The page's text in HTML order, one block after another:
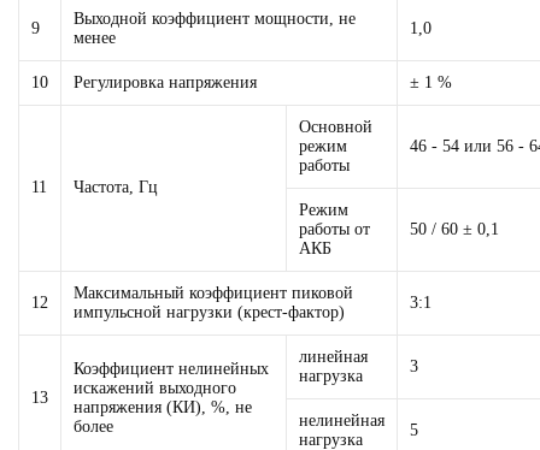
9
Выходной коэффициент мощности, не
менее
1,0
10 Регулировка напряжения ± 1 %
11 Частота, Гц
Основной
режим
работы
46 - 54 или 56 -
Режим
работы от
АКБ
50 / 60 ± 0,1
12
Максимальный коэффициент пиковой
импульсной нагрузки (крест-фактор)
3:1
13
Коэффициент нелинейных
искажений выходного
напряжения (КИ), %, не
более
линейная
нагрузка
3
нелинейная
нагрузка
5